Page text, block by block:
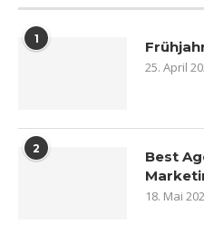
1
25. April
2
Best
18. Mai